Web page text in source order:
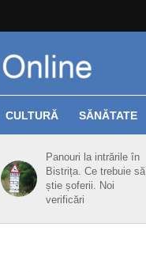
CULTURĂ SĂNĂTATE
Panouri la intrările în
Bistrița. Ce trebuie să
știe șoferii. Noi
verificări